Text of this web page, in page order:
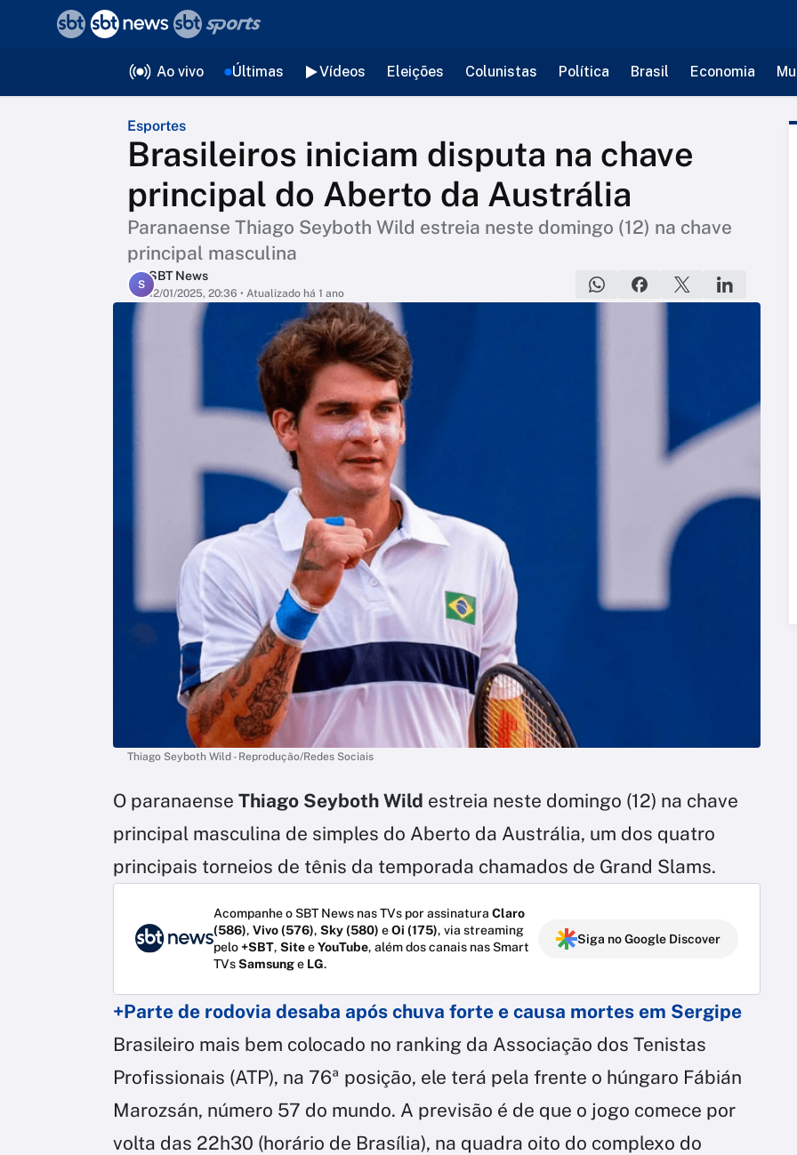
Ao vivo Últimas Vídeos Eleições Colunistas Política Brasil Economia
Esportes
Brasileiros iniciam disputa na chave
principal do Aberto da Austrália
Paranaense Thiago Seyboth Wild estreia neste domingo (12) na chave
principal masculina
S
SBT News
12/01/2025, 20:36 • Atualizado há 1 ano
Thiago Seyboth Wild - Reprodução/Redes Sociais
O paranaense Thiago Seyboth Wild estreia neste domingo (12) na chave
principal masculina de simples do Aberto da Austrália, um dos quatro
principais torneios de tênis da temporada chamados de Grand Slams.
Acompanhe o SBT News nas TVs por assinatura Claro
(586), Vivo (576), Sky (580) eOi (175), via streaming
pelo+SBT, SiteeYouTube, além dos canais nas Smart
TVsSamsunge LG.
Siga no Google Discover
+Parte de rodovia desaba após chuva forte e causa mortes em Sergipe
Brasileiro mais bem colocado no ranking da Associação dos Tenistas
Profissionais (ATP), na 76ª posição, ele terá pela frente o húngaro Fábián
Marozsán, número 57 do mundo. A previsão é de que o jogo comece por
volta das 22h30 (horário de Brasília), na quadra oito do complexo do
voltar
Editorias